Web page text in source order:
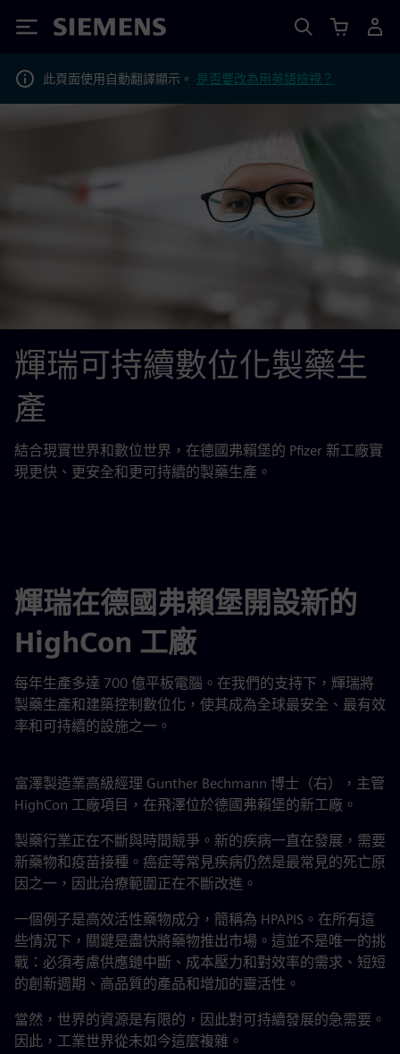
Siemens
此頁面使用自動翻譯顯示。 是否要改為用英語檢視？
輝瑞可持續數位化製藥生
產
結合現實世界和數位世界，在德國弗賴堡的 Pfizer 新工廠實
現更快、更安全和更可持續的製藥生產。
輝瑞在德國弗賴堡開設新的
HighCon 工廠
每年生產多達 700 億平板電腦。在我們的支持下，輝瑞將
製藥生產和建築控制數位化，使其成為全球最安全、最有效
率和可持續的設施之一。
富澤製造業高級經理 Gunther Bechmann 博士（右），主管
HighCon 工廠項目，在飛澤位於德國弗賴堡的新工廠。
製藥行業正在不斷與時間競爭。新的疾病一直在發展，需要
新藥物和疫苗接種。癌症等常見疾病仍然是最常見的死亡原
因之一，因此治療範圍正在不斷改進。
一個例子是高效活性藥物成分，簡稱為 HPAPIS。在所有這
些情況下，關鍵是盡快將藥物推出市場。這並不是唯一的挑
戰：必須考慮供應鏈中斷、成本壓力和對效率的需求、短短
的創新週期、高品質的產品和增加的靈活性。
當然，世界的資源是有限的，因此對可持續發展的急需要。
因此，工業世界從未如今這麼複雜。